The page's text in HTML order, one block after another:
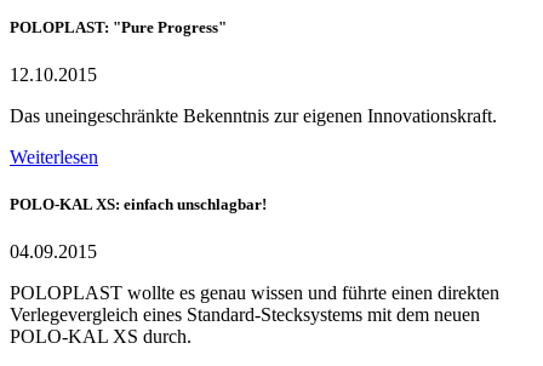
POLOPLAST: "Pure Progress"
12.10.2015
Das uneingeschränkte Bekenntnis zur eigenen Innovationskraft.
Weiterlesen
POLO-KAL XS: einfach unschlagbar!
04.09.2015
POLOPLAST wollte es genau wissen und führte einen direkten
Verlegevergleich eines Standard-Stecksystems mit dem neuen
POLO-KAL XS durch.